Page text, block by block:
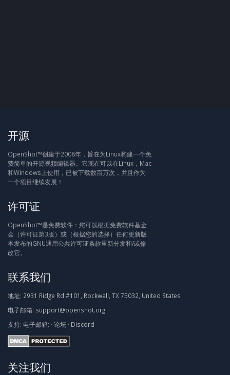
开源
OpenShot™创建于2008年，旨在为Linux构建一个免
费简单的开源视频编辑器。它现在可以在Linux，Mac
和Windows上使用，已被下载数百万次，并且作为
一个项目继续发展！
许可证
OpenShot™是免费软件：您可以根据免费软件基金
会（许可证第3版）或（根据您的选择）任何更新版
本发布的GNU通用公共许可证条款重新分发和/或修
改它。
联系我们
地址: 2931 Ridge Rd #101, Rockwall, TX 75032, United States
电子邮箱: support@openshot.org
支持: 电子邮箱: · 论坛 · Discord
关注我们